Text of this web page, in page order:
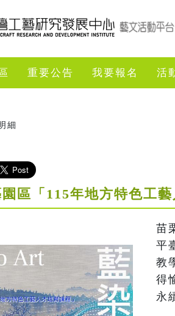
重要公告 我要報名 活
細
區「115年地方特色工
苗
平
教
得
永